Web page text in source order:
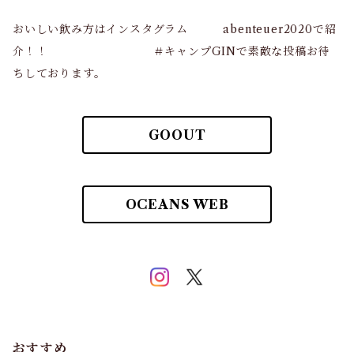
おいしい飲み方はインスタグラム abenteuer2020で紹
介！！ ＃キャンプGINで素敵な投稿お待
ちしております。
GOOUT
OCEANS WEB
おすすめ